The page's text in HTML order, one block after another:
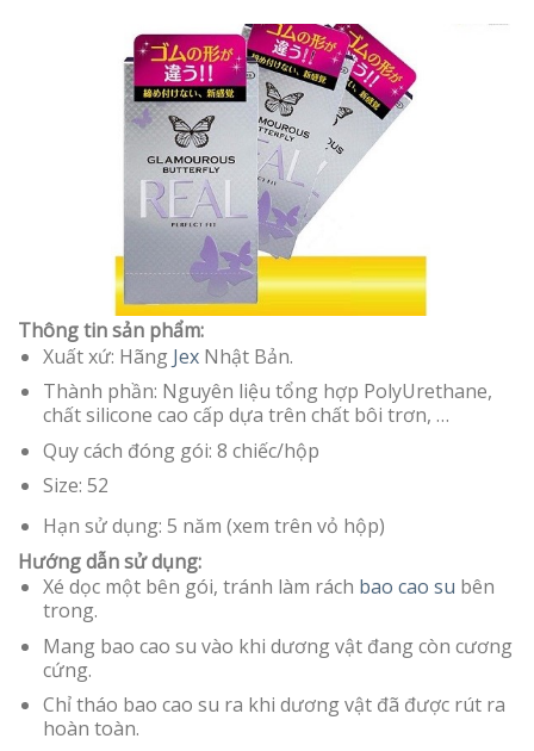
Thông tin sản phẩm:
Xuất xứ: Hãng JexNhật Bản.
Thành phần: Nguyên liệu tổng hợp PolyUrethane,
chất silicone cao cấp dựa trên chất bôi trơn, …
Quy cách đóng gói: 8 chiếc/hộp
Size: 52
Hạn sử dụng: 5 năm (xem trên vỏ hộp)
Hướng dẫn sử dụng:
Xé dọc một bên gói, tránh làm rách bao cao su bên
trong.
Mang bao cao su vào khi dương vật đang còn cương
cứng.
Chỉ tháo bao cao su ra khi dương vật đã được rút ra
hoàn toàn.